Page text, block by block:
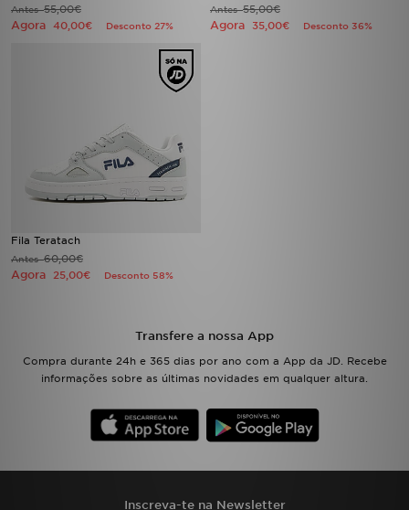
Antes55,00€
Agora 40,00€ Desconto 27%
Antes55,00€
Agora 35,00€ Desconto 36%
Fila Teratach
Antes60,00€
Agora 25,00€ Desconto 58%
Transfere a nossa App
Compra durante 24h e 365 dias por ano com a App da JD. Recebe
informações sobre as últimas novidades em qualquer altura.
Inscreva-te na Newsletter